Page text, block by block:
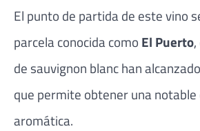
El punto de partida de este vino
parcela conocida como El Puerto
de sauvignon blanc han
que permite obtener una
aromática.